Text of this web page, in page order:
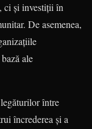
ci și investiții în
De asemenea,
ale
între
încrederea și a